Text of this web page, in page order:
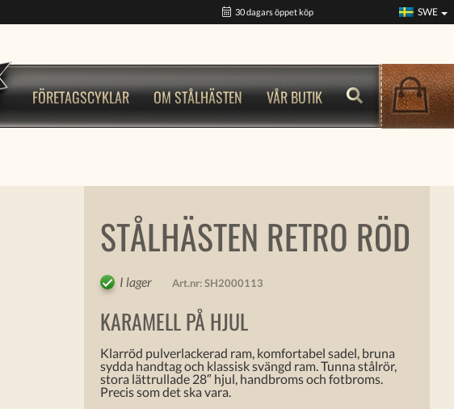
30 dagars öppet köp SWE
FÖRETAGSCYKLAR OM STÅLHÄSTEN VÅR BUTIK
STÅLHÄSTEN RETRO RÖD
I lager Art.nr:SH2000113
KARAMELL PÅ HJUL
Klarröd pulverlackerad ram, komfortabel sadel, bruna
sydda handtag och klassisk svängd ram. Tunna stålrör,
stora lättrullade 28″ hjul, handbroms och fotbroms.
Precis som det ska vara.